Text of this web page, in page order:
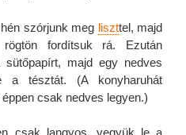
szórjunk meg liszttel, majd
fordítsuk rá. Ezután
majd egy nedves
a tésztát. (A konyharuhát
csak nedves legyen.)
csak langyos, vegyük le a